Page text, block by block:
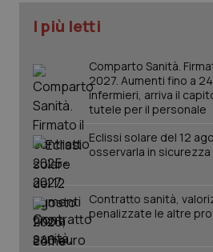
I più letti
Comparto Sanità.
2027. Aumenti fino a
infermieri, arriva il
tutele per il personale
Eclissi solare del 12
osservarla in sicurezza
Contratto sanità,
penalizzate le altre
tracking-enable
tracking-sites-ironfish-
session-id